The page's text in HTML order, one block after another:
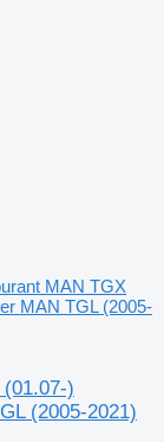
MAN TGX
MAN TGL (2005-
)
(2005-2021)